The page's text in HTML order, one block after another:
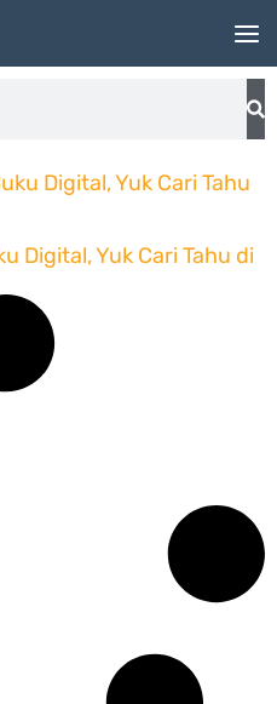
Digital, Yuk Cari Tahu di